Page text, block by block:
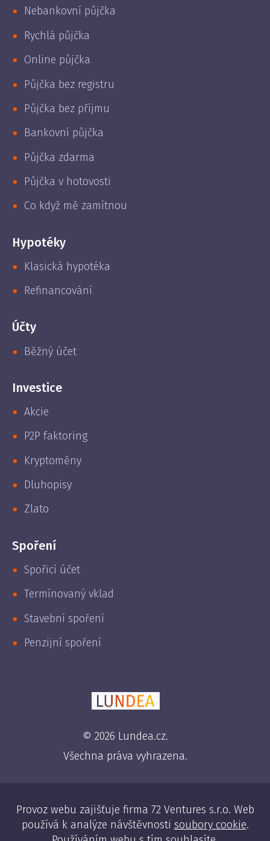
Nebankovní půjčka
Rychlá půjčka
Online půjčka
Půjčka bez registru
Půjčka bez příjmu
Bankovní půjčka
Půjčka zdarma
Půjčka v hotovosti
Co když mě zamítnou
Hypotéky
Klasická hypotéka
Refinancování
Účty
Běžný účet
Investice
Akcie
P2P faktoring
Kryptoměny
Dluhopisy
Zlato
Spoření
Spořicí účet
Termínovaný vklad
Stavební spoření
Penzijní spoření
© 2026 Lundea.cz.
Všechna práva vyhrazena.
Provoz webu zajišťuje firma 72 Ventures s.r.o. Web
používá k analýze návštěvnosti soubory cookie.